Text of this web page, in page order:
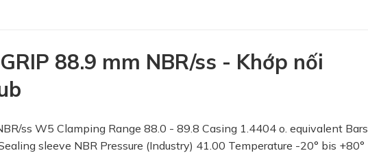
88.9 mm NBR/ss - Khớp nối
ss W5 Clamping Range 88.0 - 89.8 Casing 1.4404 o. equivalent Bars
sleeve NBR Pressure (Industry) 41.00 Temperature -20° bis +80°